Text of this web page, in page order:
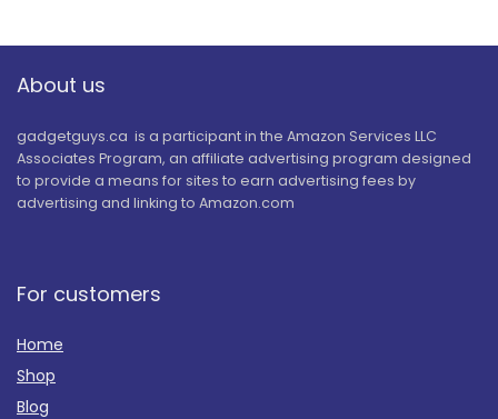
About us
gadgetguys.ca is a participant in the Amazon Services LLC
Associates Program, an affiliate advertising program designed
to provide a means for sites to earn advertising fees by
advertising and linking to Amazon.com
For customers
Home
Shop
Blog